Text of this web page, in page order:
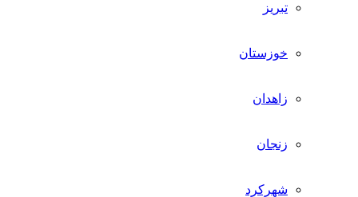
تبریز
خوزستان
زاهدان
زنجان
شهرکرد